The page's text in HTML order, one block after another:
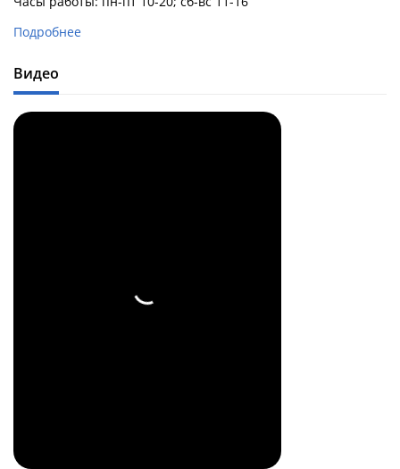
Подробнее
Видео